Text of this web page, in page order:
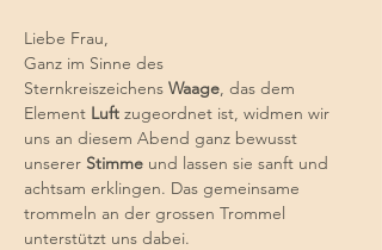
Liebe Frau,
Ganz im Sinne des
Sternkreiszeichens Waage, das dem
Element Luft zugeordnet ist, widmen wir
uns an diesem Abend ganz bewusst
unserer Stimme und lassen sie sanft und
achtsam erklingen. Das gemeinsame
trommeln an der grossen Trommel
unterstützt uns dabei.